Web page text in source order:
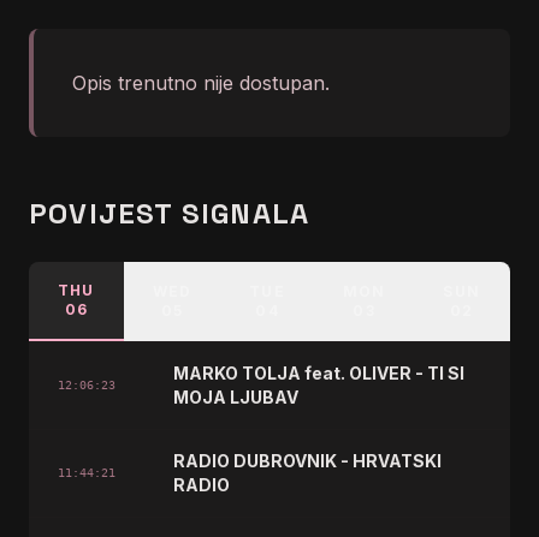
Opis trenutno nije dostupan.
POVIJEST SIGNALA
THU
06
12:06:23
MARKO TOLJA feat. OLIVER - TI SI
MOJA LJUBAV
11:44:21
RADIO DUBROVNIK - HRVATSKI
RADIO